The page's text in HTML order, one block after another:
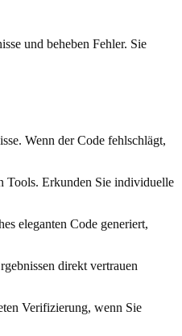
und beheben Fehler. Sie
Wenn der Code fehlschlägt,
Tools. Erkunden Sie individuelle
eleganten Code generiert,
direkt vertrauen
Verifizierung, wenn Sie